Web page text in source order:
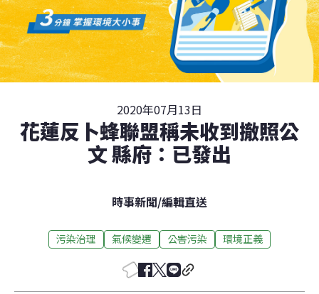
2020年07月13日
花蓮反卜蜂聯盟稱未收到撤照公
文 縣府：已發出
時事新聞/編輯直送
污染治理 氣候變遷 公害污染 環境正義